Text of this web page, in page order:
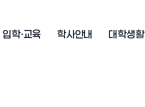
입학·교육 학사안내 대학생활